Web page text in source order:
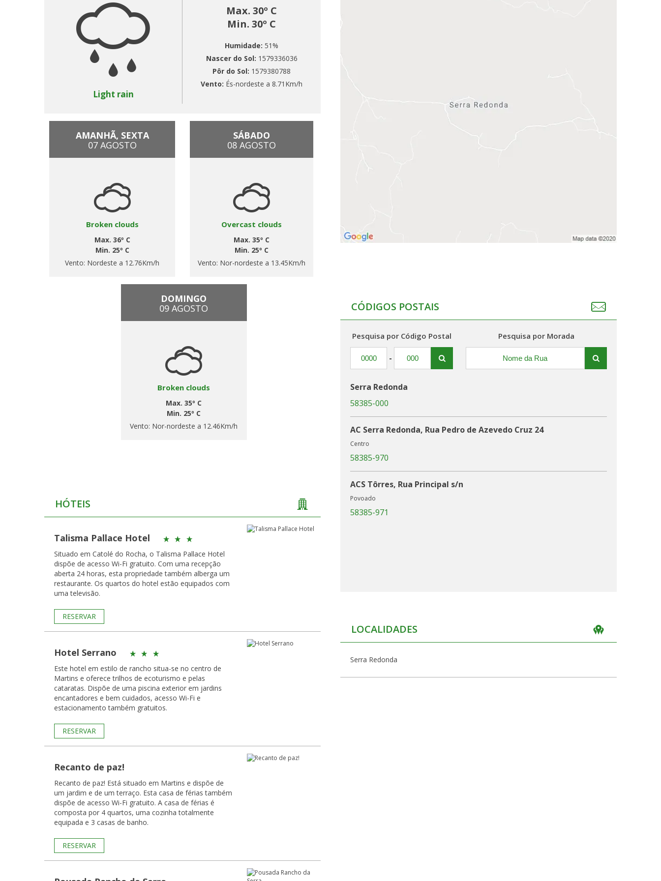
Light rain
Max. 30º C
Min. 30º C
Humidade: 51%
Nascer do Sol: 1579336036
Pôr do Sol: 1579380788
Vento: És-nordeste a 8.71Km/h
AMANHÃ, SEXTA
07 AGOSTO
Broken clouds
Max. 36º C
Min. 25º C
Vento: Nordeste a 12.76Km/h
SÁBADO
08 AGOSTO
Overcast clouds
Max. 35º C
Min. 25º C
Vento: Nor-nordeste a 13.45Km/h
DOMINGO
09 AGOSTO
Broken clouds
Max. 35º C
Min. 25º C
Vento: Nor-nordeste a 12.46Km/h
HÓTEIS
Talisma Pallace Hotel
Situado em Catolé do Rocha, o Talisma Pallace Hotel
dispõe de acesso Wi-Fi gratuito. Com uma recepção
aberta 24 horas, esta propriedade também alberga um
restaurante. Os quartos do hotel estão equipados com
uma televisão.
RESERVAR
Hotel Serrano
Este hotel em estilo de rancho situa-se no centro de
Martins e oferece trilhos de ecoturismo e pelas
cataratas. Dispõe de uma piscina exterior em jardins
encantadores e bem cuidados, acesso Wi-Fi e
estacionamento também gratuitos.
RESERVAR
Recanto de paz!
Recanto de paz! Está situado em Martins e dispõe de
um jardim e de um terraço. Esta casa de férias também
dispõe de acesso Wi-Fi gratuito. A casa de férias é
composta por 4 quartos, uma cozinha totalmente
equipada e 3 casas de banho.
RESERVAR
CÓDIGOS POSTAIS
Pesquisa por Código Postal
-
Pesquisa por Morada
Serra Redonda
58385-000
AC Serra Redonda, Rua Pedro de Azevedo Cruz 24
Centro
58385-970
ACS Tôrres, Rua Principal s/n
Povoado
58385-971
LOCALIDADES
Serra Redonda